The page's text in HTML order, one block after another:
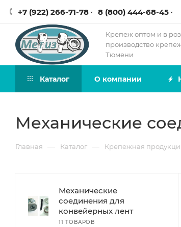
+7 (922) 266-71-78 8 (800) 444-68-45
Крепеж оптом и в
производство
Тюмени
Каталог О компании
Механические
Главная — Каталог — Крепежная
Механические
соединения для
конвейерных лент
11 ТОВАРОВ